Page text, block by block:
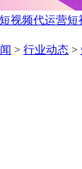
短视频代运营短
> 行业动态 >